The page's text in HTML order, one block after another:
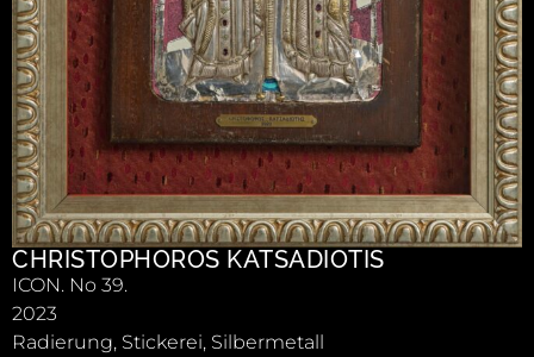
CHRISTOPHOROS KATSADIOTIS
ICON. No 39.
2023
Radierung, Stickerei, Silbermetall